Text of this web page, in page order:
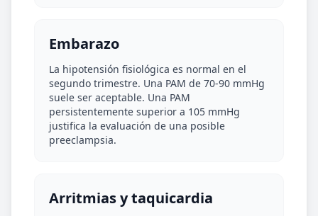
Embarazo
La hipotensión fisiológica es normal en el
segundo trimestre. Una PAM de 70-90 mmHg
suele ser aceptable. Una PAM
persistentemente superior a 105 mmHg
justifica la evaluación de una posible
preeclampsia.
Arritmias y taquicardia